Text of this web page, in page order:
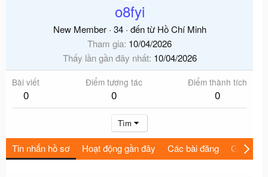
o8fyi
New Member · 34 · đến từ Hồ Chí Minh
Tham gia 10/04/2026
Thấy lần gần đây nhất 10/04/2026
Bài viết
0
Điểm tương tác
0
Điểm thành tích
0
Tìm
Tin nhắn hồ sơ Hoạt động gần đây Các bài đăng Giới thiệu